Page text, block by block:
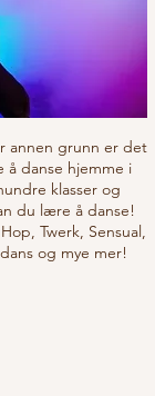
annen grunn er det
å danse hjemme i
klasser og
du lære å danse!
Twerk, Sensual,
og mye mer!